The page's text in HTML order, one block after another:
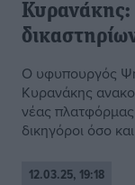
Ο υφυπουργός
Κυρανάκης
νέας
δικηγόροι όσο
12.03.25, 19:18